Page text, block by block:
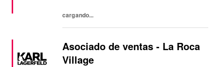
cargando...
Asociado de ventas - La Roca
Village